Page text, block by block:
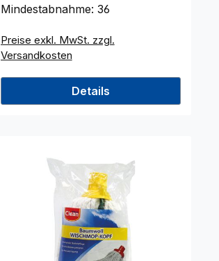
Mindestabnahme: 36
Preise exkl. MwSt. zzgl.
Versandkosten
Details